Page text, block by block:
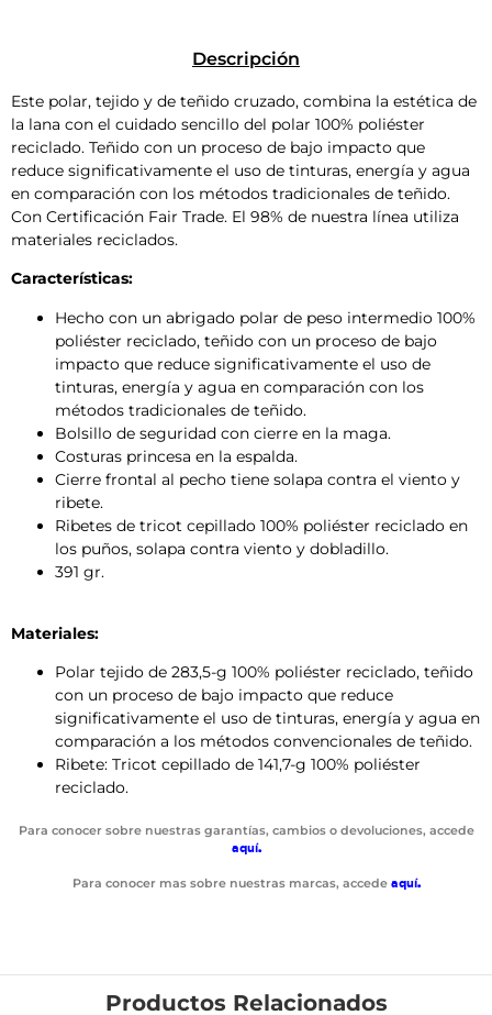
Descripción
Este polar, tejido y de teñido cruzado, combina la estética de
la lana con el cuidado sencillo del polar 100% poliéster
reciclado. Teñido con un proceso de bajo impacto que
reduce significativamente el uso de tinturas, energía y agua
en comparación con los métodos tradicionales de teñido.
Con Certificación Fair Trade. El 98% de nuestra línea utiliza
materiales reciclados.
Características:
Hecho con un abrigado polar de peso intermedio 100%
poliéster reciclado, teñido con un proceso de bajo
impacto que reduce significativamente el uso de
tinturas, energía y agua en comparación con los
métodos tradicionales de teñido.
Bolsillo de seguridad con cierre en la maga.
Costuras princesa en la espalda.
Cierre frontal al pecho tiene solapa contra el viento y
ribete.
Ribetes de tricot cepillado 100% poliéster reciclado en
los puños, solapa contra viento y dobladillo.
391 gr.
Materiales:
Polar tejido de 283,5-g 100% poliéster reciclado, teñido
con un proceso de bajo impacto que reduce
significativamente el uso de tinturas, energía y agua en
comparación a los métodos convencionales de teñido.
Ribete: Tricot cepillado de 141,7-g 100% poliéster
reciclado.
Para conocer sobre nuestras garantías, cambios o devoluciones, accede
aquí.
Para conocer mas sobre nuestras marcas, accede aquí.
Productos Relacionados